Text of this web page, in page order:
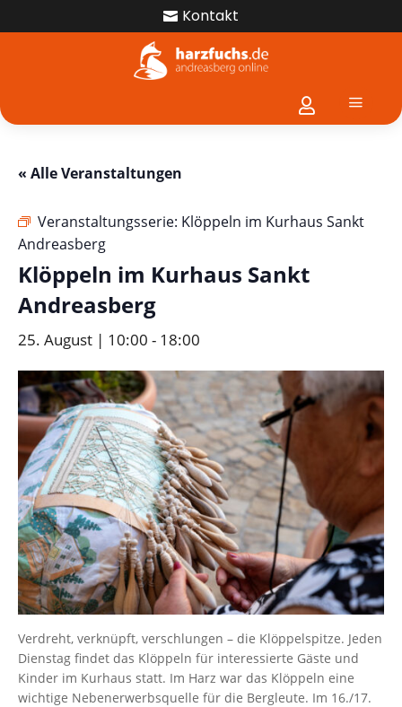
 Kontakt
 a
« Alle Veranstaltungen
Veranstaltungsserie: Klöppeln im Kurhaus Sankt
Andreasberg
Klöppeln im Kurhaus Sankt
Andreasberg
25. August | 10:00 - 18:00
Verdreht, verknüpft, verschlungen – die Klöppelspitze. Jeden
Dienstag findet das Klöppeln für interessierte Gäste und
Kinder im Kurhaus statt. Im Harz war das Klöppeln eine
wichtige Nebenerwerbsquelle für die Bergleute. Im 16./17.